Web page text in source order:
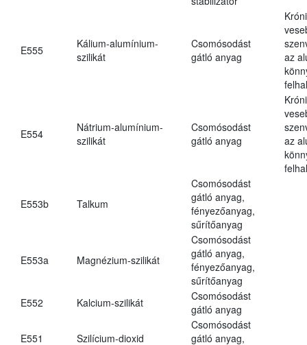
E555
Kálium-alumínium-
szilikát
Csomósodást
gátló anyag
az
E554
Nátrium-alumínium-
szilikát
Csomósodást
gátló anyag
az
E553b Talkum
Csomósodást
gátló anyag,
fényezőanyag,
sűrítőanyag
E553a Magnézium-szilikát
Csomósodást
gátló anyag,
fényezőanyag,
sűrítőanyag
E552
Kalcium-szilikát
Csomósodást
gátló anyag
E551 Szilícium-dioxid
Csomósodást
gátló anyag,